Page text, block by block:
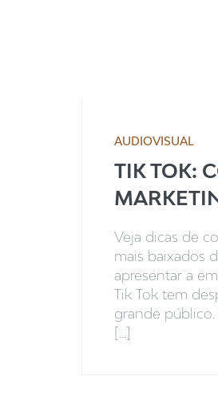
AUDIOVISUAL
TIK TOK:
Veja dicas de
mais baixados
apresentar a
Tik Tok tem
grande
[...]